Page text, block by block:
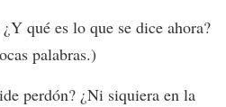
qué es lo que se dice ahora?
palabras.)
perdón? ¿Ni siquiera en la